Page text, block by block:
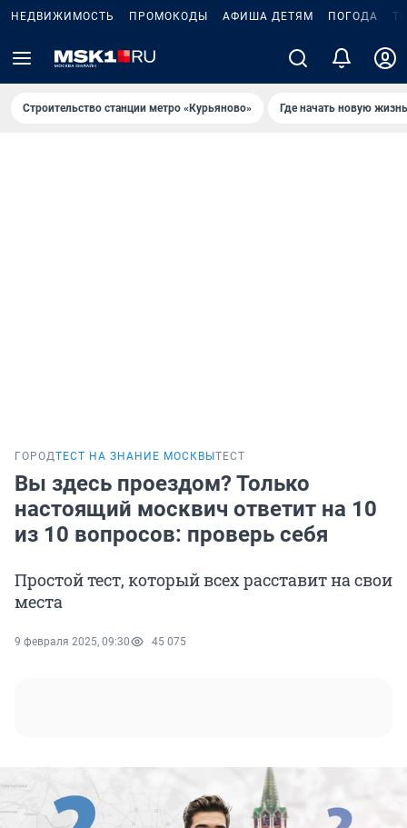
НЕДВИЖИМОСТЬ ПРОМОКОДЫ АФИША ДЕТЯМ ПОГОДА
Строительство станции метро «Курьяново» Где начать новую
ГОРОДТЕСТ НА ЗНАНИЕ МОСКВЫ ТЕСТ
Вы здесь проездом? Только
настоящий москвич ответит на 10
из 10 вопросов: проверь себя
Простой тест, который всех расставит на свои
места
9 февраля 2025, 09:30 45 075